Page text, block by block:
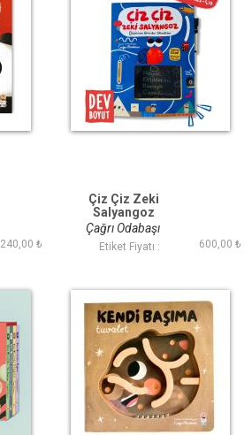
240,00 ₺
Çiz Çiz Zeki
Salyangoz
Çağrı Odabaşı
Etiket Fiyatı : 600,00 ₺